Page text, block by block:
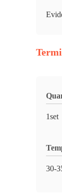
1set
30-